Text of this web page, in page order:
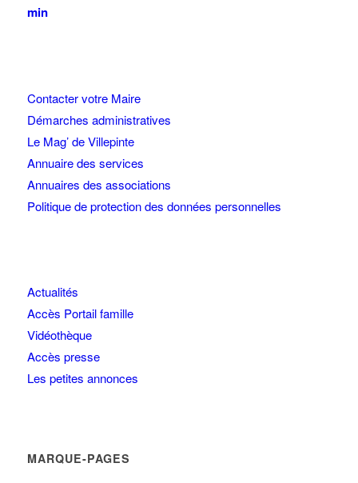
min
Contacter votre Maire
Démarches administratives
Le Mag’ de Villepinte
Annuaire des services
Annuaires des associations
Politique de protection des données personnelles
Actualités
Accès Portail famille
Vidéothèque
Accès presse
Les petites annonces
MARQUE-PAGES